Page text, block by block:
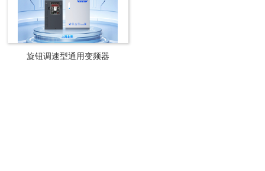
旋钮调速型通用变频器